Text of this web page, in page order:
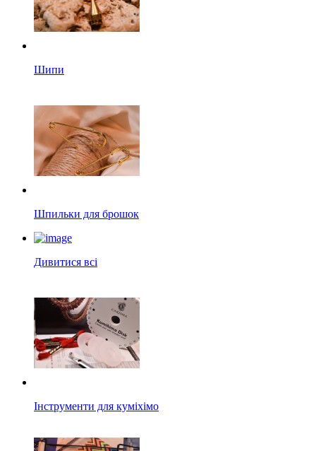
Шипи
Шпильки для брошок
Дивитися всі
Інструменти для куміхімо